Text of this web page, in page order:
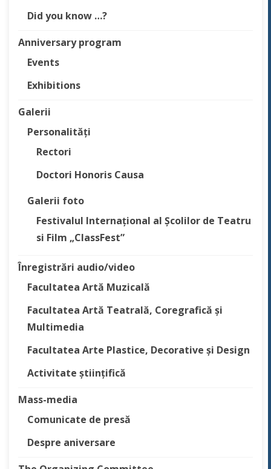
Did you know …?
Anniversary program
Events
Exhibitions
Galerii
Personalități
Rectori
Doctori Honoris Causa
Galerii foto
Festivalul Internațional al Școlilor de Teatru
si Film „ClassFest”
Înregistrări audio/video
Facultatea Artă Muzicală
Facultatea Artă Teatrală, Coregrafică și
Multimedia
Facultatea Arte Plastice, Decorative și Design
Activitate științifică
Mass-media
Comunicate de presă
Despre aniversare